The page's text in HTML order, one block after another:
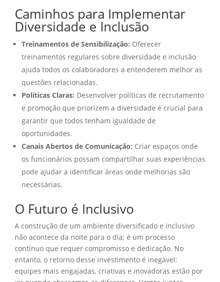
Caminhos para Implementar
Diversidade e Inclusão
Treinamentos de Sensibilização: Oferecer
treinamentos regulares sobre diversidade e inclusão
ajuda todos os colaboradores a entenderem melhor as
questões relacionadas.
Políticas Claras: Desenvolver políticas de recrutamento
e promoção que priorizem a diversidade é crucial para
garantir que todos tenham igualdade de
oportunidades.
Canais Abertos de Comunicação: Criar espaços onde
os funcionários possam compartilhar suas experiências
pode ajudar a identificar áreas onde melhorias são
necessárias.
O Futuro é Inclusivo
A construção de um ambiente diversificado e inclusivo
não acontece da noite para o dia; é um processo
contínuo que requer compromisso e dedicação. No
entanto, o retorno desse investimento é inegável:
equipes mais engajadas, criativas e inovadoras estão por